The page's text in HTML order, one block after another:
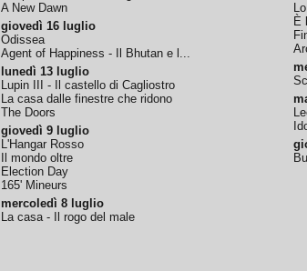
A New Dawn
giovedì 16 luglio
Odissea
Agent of Happiness - Il Bhutan e l...
lunedì 13 luglio
Lupin III - Il castello di Cagliostro
La casa dalle finestre che ridono
The Doors
giovedì 9 luglio
L'Hangar Rosso
Il mondo oltre
Election Day
165' Mineurs
mercoledì 8 luglio
La casa - Il rogo del male
È